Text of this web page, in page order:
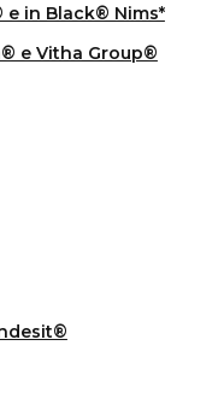
e in Black® Nims*
e Vitha Group®